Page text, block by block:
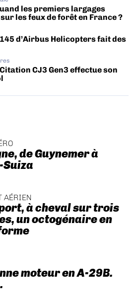
les premiers largages
les feux de forêt en France ?
d’Airbus Helicopters fait des
CJ3 Gen3 effectue son
de Guynemer à
Suiza
AÉRIEN
à cheval sur trois
un octogénaire en
moteur en A-29B.